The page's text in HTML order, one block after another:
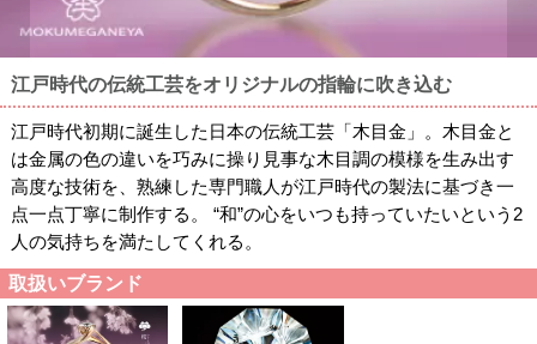
江戸時代の伝統工芸をオリジナルの指輪に吹き込む
江戸時代初期に誕生した日本の伝統工芸「木目金」。木目金と
は金属の色の違いを巧みに操り見事な木目調の模様を生み出す
高度な技術を、熟練した専門職人が江戸時代の製法に基づき一
点一点丁寧に制作する。 “和”の心をいつも持っていたいという2
人の気持ちを満たしてくれる。
取扱いブランド